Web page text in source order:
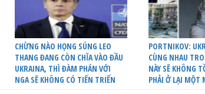
CHỪNG NÀO HỌNG SÚNG LEO
THANG ĐANG CÒN CHĨA VÀO ĐẦU
UKRAINA, THÌ ĐÀM PHÁN VỚI
NGA SẼ KHÔNG CÓ TIẾN TRIỂN
PORTNIKOV:
CÙNG NHAU
NÀY SẼ KHÔNG
PHẢI Ở LẠI MỘT